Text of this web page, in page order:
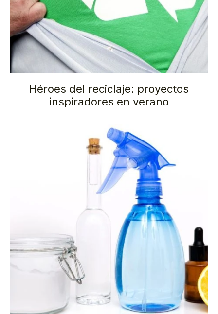
Héroes del reciclaje: proyectos
inspiradores en verano